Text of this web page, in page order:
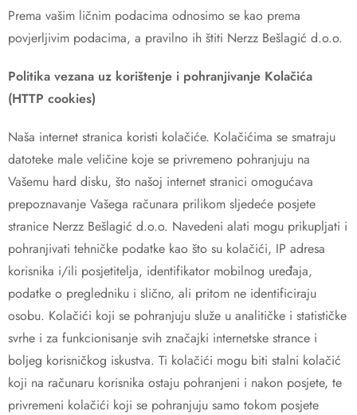
Prema vašim ličnim podacima odnosimo se kao prema
povjerljivim podacima, a pravilno ih štiti Nerzz Bešlagić d.o.o.
Politika vezana uz korištenje i pohranjivanje Kolačića
(HTTP cookies)
Naša internet stranica koristi kolačiće. Kolačićima se smatraju
datoteke male veličine koje se privremeno pohranjuju na
Vašemu hard disku, što našoj internet stranici omogućava
prepoznavanje Vašega računara prilikom sljedeće posjete
stranice Nerzz Bešlagić d.o.o. Navedeni alati mogu prikupljati i
pohranjivati tehničke podatke kao što su kolačići, IP adresa
korisnika i/ili posjetitelja, identifikator mobilnog uređaja,
podatke o pregledniku i slično, ali pritom ne identificiraju
osobu. Kolačići koji se pohranjuju služe u analitičke i statističke
svrhe i za funkcionisanje svih značajki internetske strance i
boljeg korisničkog iskustva. Ti kolačići mogu biti stalni kolačić
koji na računaru korisnika ostaju pohranjeni i nakon posjete, te
privremeni kolačići koji se pohranjuju samo tokom posjete